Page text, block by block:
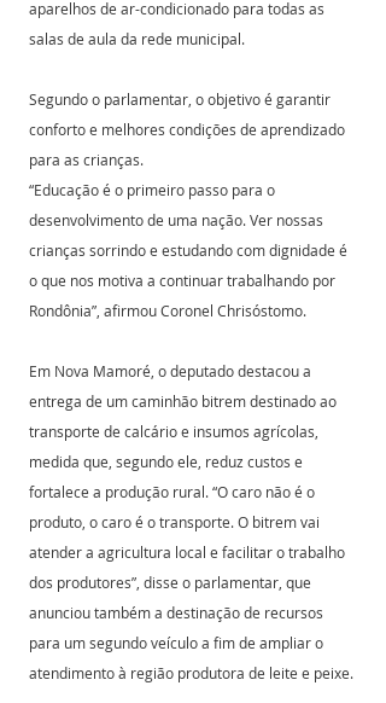
aparelhos de ar-condicionado para todas as
salas de aula da rede municipal.
Segundo o parlamentar, o objetivo é garantir
conforto e melhores condições de aprendizado
para as crianças.
“Educação é o primeiro passo para o
desenvolvimento de uma nação. Ver nossas
crianças sorrindo e estudando com dignidade é
o que nos motiva a continuar trabalhando por
Rondônia”, afirmou Coronel Chrisóstomo.
Em Nova Mamoré, o deputado destacou a
entrega de um caminhão bitrem destinado ao
transporte de calcário e insumos agrícolas,
medida que, segundo ele, reduz custos e
fortalece a produção rural. “O caro não é o
produto, o caro é o transporte. O bitrem vai
atender a agricultura local e facilitar o trabalho
dos produtores”, disse o parlamentar, que
anunciou também a destinação de recursos
para um segundo veículo a fim de ampliar o
atendimento à região produtora de leite e peixe.